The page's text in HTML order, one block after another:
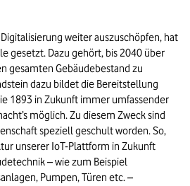
weiter auszuschöpfen, hat
gesetzt. Dazu gehört, bis 2040 über
gesamten Gebäudebestand zu
dazu bildet die Bereitstellung
1893 in Zukunft immer umfassender
möglich. Zu diesem Zweck sind
speziell geschult worden. So,
unserer IoT-Plattform in Zukunft
– wie zum Beispiel
Pumpen, Türen etc. –